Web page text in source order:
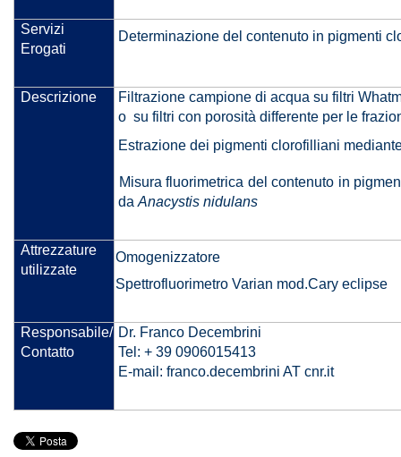
Servizi
Erogati
Determinazione del contenuto in pigmenti
Descrizione
Filtrazione campione di acqua su filtri
o su filtri con porosità differente per le
Estrazione dei pigmenti clorofilliani
Misura fluorimetrica del contenuto in
da Anacystis nidulans
Attrezzature
utilizzate
Omogenizzatore
Spettrofluorimetro Varian mod.Cary eclipse
Responsabile/
Contatto
Dr. Franco Decembrini
Tel: + 39 0906015413
E-mail: franco.decembrini AT cnr.it